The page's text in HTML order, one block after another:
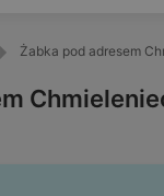
Żabka pod adresem